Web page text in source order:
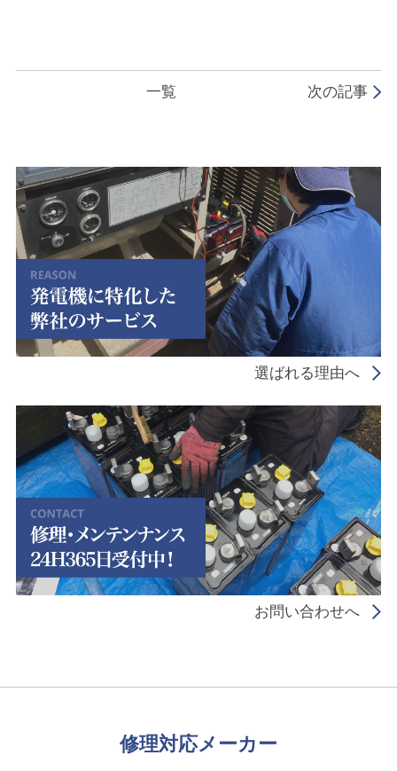
一覧 次の記事
選ばれる理由へ
お問い合わせへ
修理対応メーカー